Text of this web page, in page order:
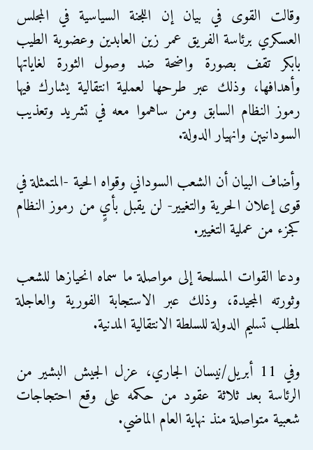
وقالت القوى في بيان إن اللجنة السياسية في المجلس
العسكري برئاسة الفريق عمر زين العابدين وعضوية الطيب
بابكر تقف بصورة واضحة ضد وصول الثورة لغاياتها
وأهدافها، وذلك عبر طرحها لعملية انتقالية يشارك فيها
رموز النظام السابق ومن ساهموا معه في تشريد وتعذيب
السودانيين وانهيار الدولة.
وأضاف البيان أن الشعب السوداني وقواه الحية -المتمثلة في
قوى إعلان الحرية والتغيير- لن يقبل بأيٍ من رموز النظام
كجزء من عملية التغيير.
ودعا القوات المسلحة إلى مواصلة ما سماه انحيازها للشعب
وثورته المجيدة، وذلك عبر الاستجابة الفورية والعاجلة
لمطلب تسليم الدولة للسلطة الانتقالية المدنية.
وفي 11 أبريل/نيسان الجاري، عزل الجيش البشير من
الرئاسة بعد ثلاثة عقود من حكمه على وقع احتجاجات
شعبية متواصلة منذ نهاية العام الماضي.